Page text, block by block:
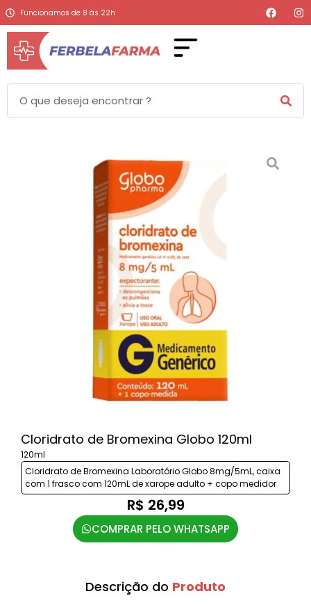
Funcionamos de 8 às 22h
Cloridrato de Bromexina Globo 120ml
120ml
Cloridrato de Bromexina Laboratório Globo 8mg/5mL, caixa
com 1 frasco com 120mL de xarope adulto + copo medidor
R$ 26,99
COMPRAR PELO WHATSAPP
Descrição do Produto